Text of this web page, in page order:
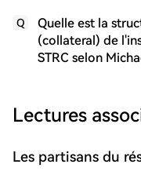
Q
Quelle est la
(collateral) de
STRC selon
Lectures
Les partisans du